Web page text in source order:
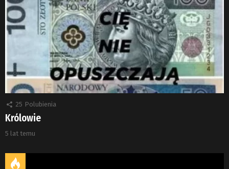
25 Polubienia
Królowie
5 lat temu